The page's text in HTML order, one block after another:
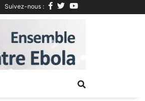
Suivez-nous :
Next